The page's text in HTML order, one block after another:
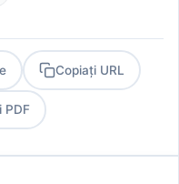
Copiați URL
PDF